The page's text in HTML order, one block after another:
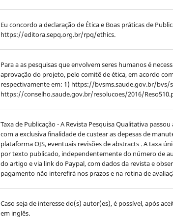
Eu concordo a declaração de Ética e Boas práticas de
https://editora.sepq.org.br/rpq/ethics.
Para a as pesquisas que envolvem seres humanos é
aprovação do projeto, pelo comitê de ética, em acordo
respectivamente em: 1) https://bvsms.saude.gov.br/bvs/
https://conselho.saude.gov.br/resolucoes/2016/
Taxa de Publicação - A Revista Pesquisa Qualitativa
com a exclusiva finalidade de custear as depesas de
plataforma OJS, eventuais revisões de abstracts . A taxa
por texto publicado, independentemente do número de
do artigo e via link do Paypal, com dados da revista e
pagamento não interefirá nos prazos e na rotina de
Caso seja de interesse do(s) autor(es), é possível, após
em inglês.